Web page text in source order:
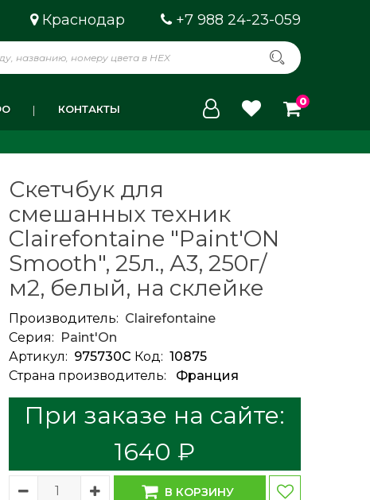
Краснодар +7 988 24-23-059
КОНТАКТЫ
0
Скетчбук для
смешанных техник
Clairefontaine "Paint'ON
Smooth", 25л., А3, 250г/
м2, белый, на склейке
Производитель: Clairefontaine
Серия: Paint'On
Артикул: 975730C Код: 10875
Страна производитель:
Франция
При заказе на сайте:
1640 ₽
В КОРЗИНУ